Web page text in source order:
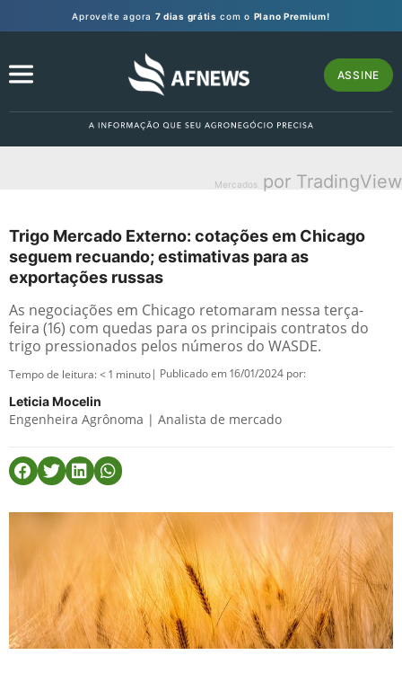
Aproveite agora 7 dias grátis com o Plano Premium!
ASSINE
Mercados por TradingView
Trigo Mercado Externo: cotações em Chicago
seguem recuando; estimativas para as
exportações russas
As negociações em Chicago retomaram nessa terça-
feira (16) com quedas para os principais contratos do
trigo pressionados pelos números do WASDE.
Tempo de leitura:< 1 minuto| Publicado em 16/01/2024 por:
Leticia Mocelin
Engenheira Agrônoma | Analista de mercado